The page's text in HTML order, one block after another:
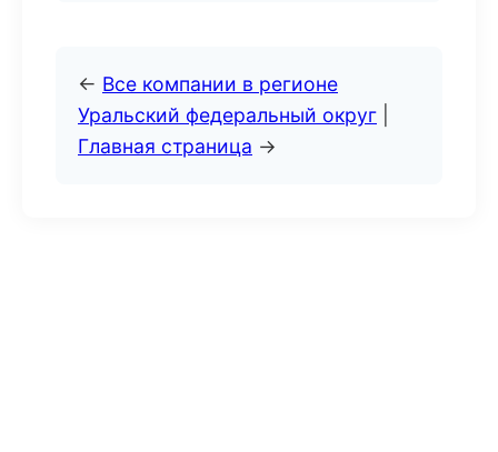
← Все компании в регионе
Уральский федеральный округ
Главная страница →